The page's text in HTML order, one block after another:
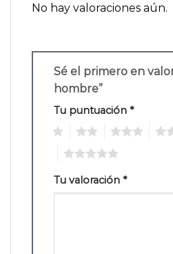
No hay valoraciones aún.
Sé el primero en
hombre”
Tu puntuación *
Tu valoración *